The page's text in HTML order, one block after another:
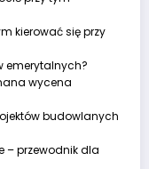
kierować się przy
emerytalnych?
wycena
budowlanych
– przewodnik dla